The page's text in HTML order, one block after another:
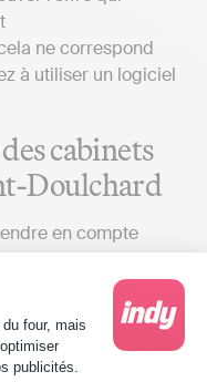
:
four, mais
publicités.
ne correspond
à utiliser un logiciel
cabinets
Doulchard
en compte
comptable à
tarif de la mission
comptable peut